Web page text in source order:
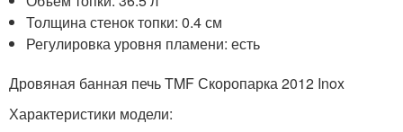
Толщина стенок топки: 0.4 см
Регулировка уровня пламени: есть
Дровяная банная печь TMF Скоропарка 2012 Inox
Характеристики модели: